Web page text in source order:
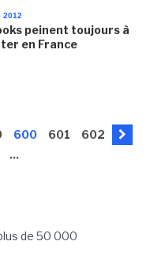
2012
peinent toujours à
en France
600 601
602
...
de 50 000